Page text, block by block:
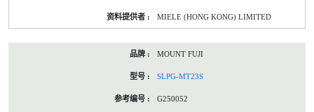
MIELE (HONG KONG) LIMITED
MOUNT FUJI
SLPG-MT23S
G250052